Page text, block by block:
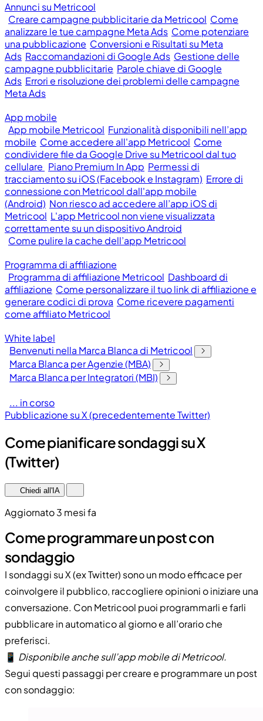
Annunci su Metricool
Creare campagne pubblicitarie da Metricool Come
analizzare le tue campagne Meta Ads Come potenziare
una pubblicazione Conversioni e Risultati su Meta
Ads Raccomandazioni di Google Ads Gestione delle
campagne pubblicitarie Parole chiave di Google
Ads Errori e risoluzione dei problemi delle campagne
Meta Ads
App mobile
App mobile Metricool Funzionalità disponibili nell’app
mobile Come accedere all'app Metricool Come
condividere file da Google Drive su Metricool dal tuo
cellulare Piano Premium In App Permessi di
tracciamento su iOS (Facebook e Instagram) Errore di
connessione con Metricool dall'app mobile
(Android) Non riesco ad accedere all’app iOS di
Metricool L'app Metricool non viene visualizzata
correttamente su un dispositivo Android
Come pulire la cache dell’app Metricool
Programma di affiliazione
Programma di affiliazione Metricool Dashboard di
affiliazione Come personalizzare il tuo link di affiliazione e
generare codici di prova Come ricevere pagamenti
come affiliato Metricool
White label
Benvenuti nella Marca Blanca di Metricool
Marca Blanca per Agenzie (MBA)
Marca Blanca per Integratori (MBI)
... in corso
Pubblicazione su X (precedentemente Twitter)
Come pianificare sondaggi su X
(Twitter)
Chiedi all'IA
Aggiornato 3 mesi fa
Come programmare un post con
sondaggio
I sondaggi su X (ex Twitter) sono un modo efficace per
coinvolgere il pubblico, raccogliere opinioni o iniziare una
conversazione. Con Metricool puoi programmarli e farli
pubblicare in automatico al giorno e all’orario che
preferisci.
📱 Disponibile anche sull’app mobile di Metricool.
Segui questi passaggi per creare e programmare un post
con sondaggio: